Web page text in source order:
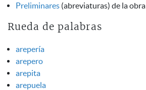
Preliminares (abreviaturas) de la obra
Rueda de palabras
arepería
arepero
arepita
arepuela